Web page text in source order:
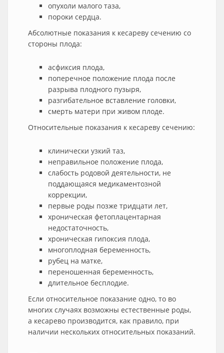
опухоли малого таза,
пороки сердца.
Абсолютные показания к кесареву сечению со
стороны плода:
асфиксия плода,
поперечное положение плода после
разрыва плодного пузыря,
разгибательное вставление головки,
смерть матери при живом плоде.
Относительные показания к кесареву сечению:
клинически узкий таз,
неправильное положение плода,
слабость родовой деятельности, не
поддающаяся медикаментозной
коррекции,
первые роды позже тридцати лет,
хроническая фетоплацентарная
недостаточность,
хроническая гипоксия плода,
многоплодная беременность,
рубец на матке,
переношенная беременность,
длительное бесплодие.
Если относительное показание одно, то во
многих случаях возможны естественные роды,
а кесарево производится, как правило, при
наличии нескольких относительных показаний.